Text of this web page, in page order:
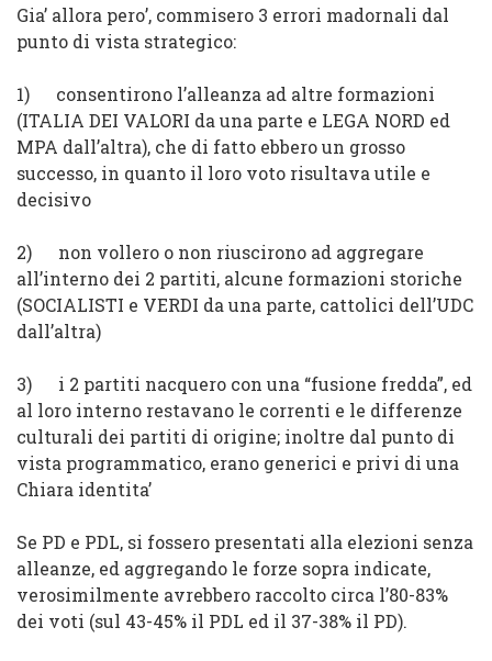
Gia’ allora pero’, commisero 3 errori madornali dal
punto di vista strategico:
1)
consentirono l’alleanza ad altre formazioni
(ITALIA DEI VALORI da una parte e LEGA NORD ed
MPA dall’altra), che di fatto ebbero un grosso
successo, in quanto il loro voto risultava utile e
decisivo
2)
non vollero o non riuscirono ad aggregare
all’interno dei 2 partiti, alcune formazioni storiche
(SOCIALISTI e VERDI da una parte, cattolici dell’UDC
dall’altra)
3) i 2 partiti nacquero con una “fusione fredda”, ed
al loro interno restavano le correnti e le differenze
culturali dei partiti di origine; inoltre dal punto di
vista programmatico, erano generici e privi di una
Chiara identita’
Se PD e PDL, si fossero presentati alla elezioni senza
alleanze, ed aggregando le forze sopra indicate,
verosimilmente avrebbero raccolto circa l’80-83%
dei voti (sul 43-45% il PDL ed il 37-38% il PD).